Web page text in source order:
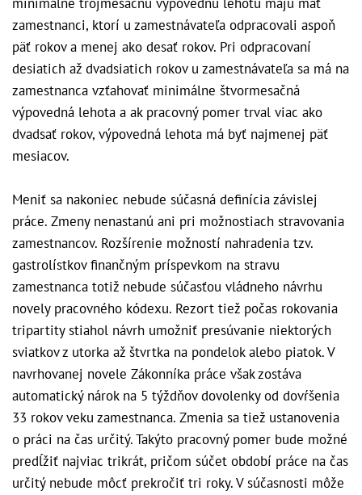
zamestnanci, ktorí u zamestnávateľa odpracovali aspoň
päť rokov a menej ako desať rokov. Pri odpracovaní
desiatich až dvadsiatich rokov u zamestnávateľa sa má na
zamestnanca vzťahovať minimálne štvormesačná
výpovedná lehota a ak pracovný pomer trval viac ako
dvadsať rokov, výpovedná lehota má byť najmenej päť
mesiacov.
Meniť sa nakoniec nebude súčasná definícia závislej
práce. Zmeny nenastanú ani pri možnostiach stravovania
zamestnancov. Rozšírenie možností nahradenia tzv.
gastrolístkov finančným príspevkom na stravu
zamestnanca totiž nebude súčasťou vládneho návrhu
novely pracovného kódexu. Rezort tiež počas rokovania
tripartity stiahol návrh umožniť presúvanie niektorých
sviatkov z utorka až štvrtka na pondelok alebo piatok. V
navrhovanej novele Zákonníka práce však zostáva
automatický nárok na 5 týždňov dovolenky od dovŕšenia
33 rokov veku zamestnanca. Zmenia sa tiež ustanovenia
o práci na čas určitý. Takýto pracovný pomer bude možné
predĺžiť najviac trikrát, pričom súčet období práce na čas
určitý nebude môcť prekročiť tri roky. V súčasnosti môže